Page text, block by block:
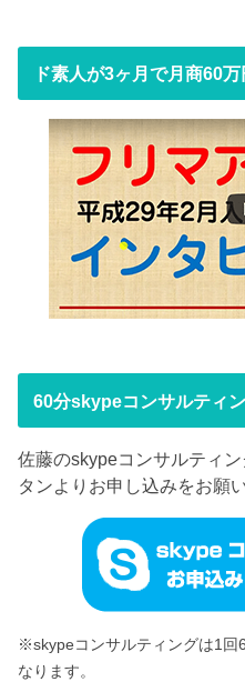
ド素人が3ヶ月で月商60万
60分skypeコンサルティ
佐藤のskypeコンサルティ
タンよりお申し込みをお願
※skypeコンサルティングは1回
なります。